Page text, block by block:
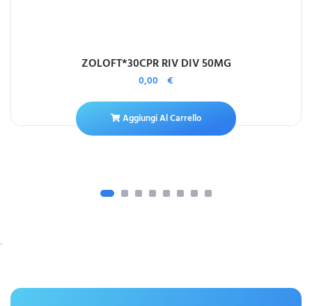
ZOLOFT*30CPR RIV DIV 50MG
0,00 €
Aggiungi Al Carrello